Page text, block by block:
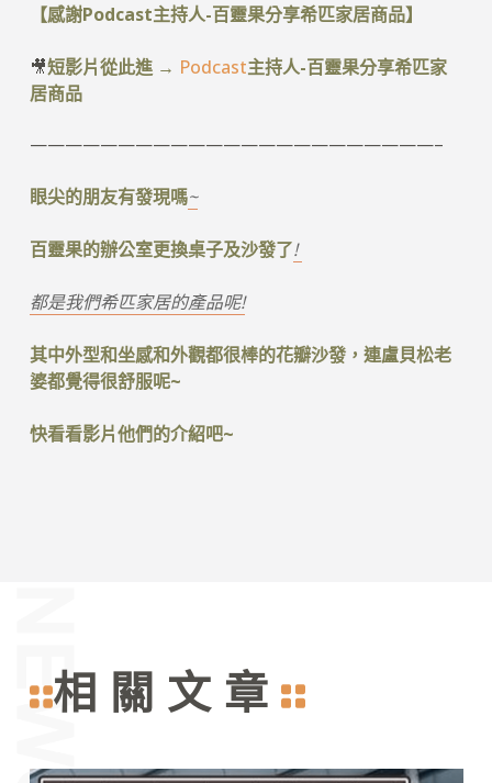
【感謝Podcast主持人-百靈果分享希匹家居商品】
🎥短影片從此進 → Podcast主持人-百靈果分享希匹家
居商品
———————————————————————–
眼尖的朋友有發現嗎~
百靈果的辦公室更換桌子及沙發了!
都是我們希匹家居的產品呢!
其中外型和坐感和外觀都很棒的花瓣沙發，連盧貝松老
婆都覺得很舒服呢~
快看看影片他們的介紹吧~
相關文章